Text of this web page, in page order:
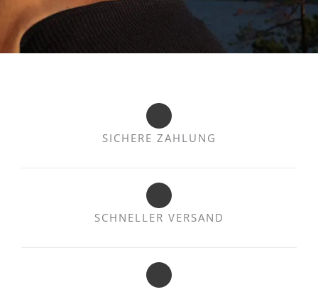
SICHERE ZAHLUNG
SCHNELLER VERSAND